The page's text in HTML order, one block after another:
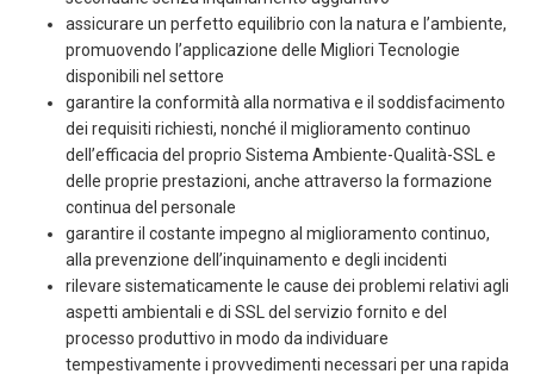
assicurare un perfetto equilibrio con la natura e l’ambiente,
promuovendo l’applicazione delle Migliori Tecnologie
disponibili nel settore
garantire la conformità alla normativa e il soddisfacimento
dei requisiti richiesti, nonché il miglioramento continuo
dell’efficacia del proprio Sistema Ambiente-Qualità-SSL e
delle proprie prestazioni, anche attraverso la formazione
continua del personale
garantire il costante impegno al miglioramento continuo,
alla prevenzione dell’inquinamento e degli incidenti
rilevare sistematicamente le cause dei problemi relativi agli
aspetti ambientali e di SSL del servizio fornito e del
processo produttivo in modo da individuare
tempestivamente i provvedimenti necessari per una rapida